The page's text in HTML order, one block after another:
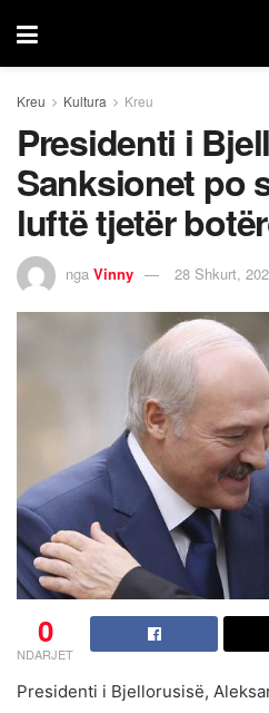
Kreu Kultura Kreu
Presidenti i
Sanksionet po
luftë tjetër
nga Vinny 28 Shkurt,
0
NDARJET
Presidenti i Bjellorusisë,